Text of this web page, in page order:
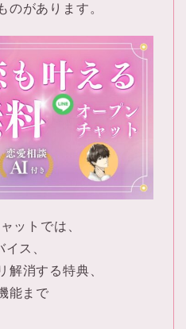
のがあります。
ットでは、
ス、
解消する特典、
能まで